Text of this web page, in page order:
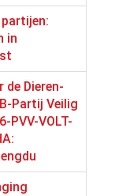
partijen:
in
de Dieren-
Partij Veilig
PVV-VOLT-